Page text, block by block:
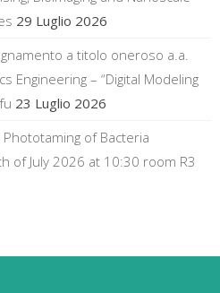
29 Luglio 2026
a titolo oneroso a.a.
Engineering – “Digital Modeling
23 Luglio 2026
of Bacteria
of July 2026 at 10:30 room R3